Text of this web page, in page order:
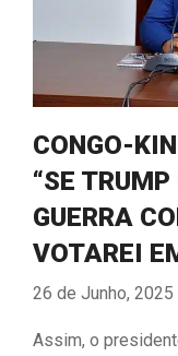
CONGO-
“SE
GUERRA
VOTAREI
26 de Junho, 2025
Assim, o